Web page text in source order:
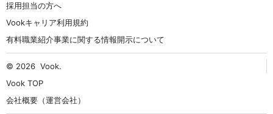
採用担当の方へ
Vookキャリア利用規約
有料職業紹介事業に関する情報開示について
© 2026 Vook.
Vook TOP
会社概要（運営会社）